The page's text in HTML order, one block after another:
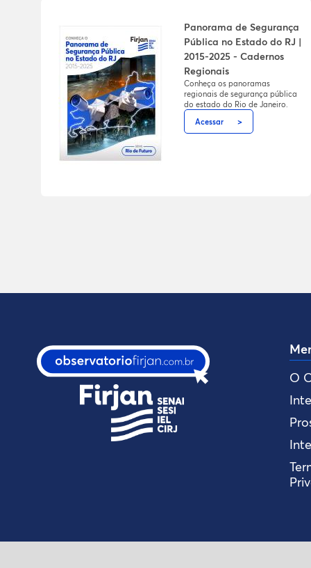
Panorama de Segurança
Pública no Estado do RJ |
2015-2025 - Cadernos
Regionais
Conheça os panoramas
regionais de segurança pública
do estado do Rio de Janeiro.
Acessar
O